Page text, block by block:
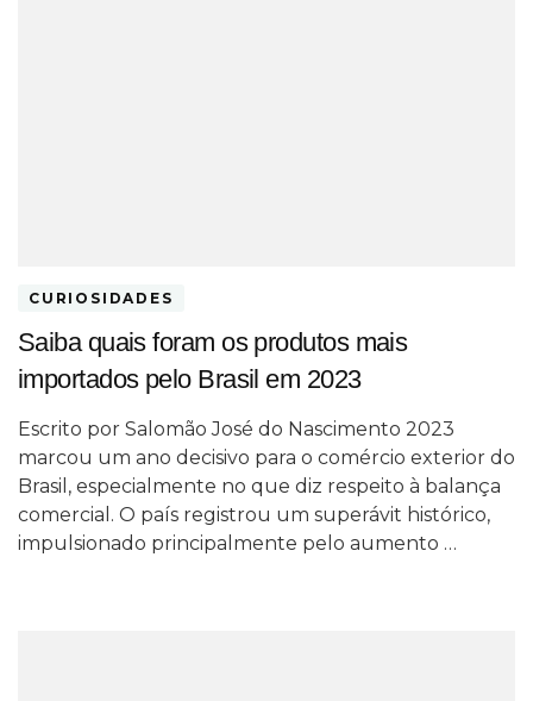
CURIOSIDADES
Saiba quais foram os produtos mais
importados pelo Brasil em 2023
Escrito por Salomão José do Nascimento 2023
marcou um ano decisivo para o comércio exterior do
Brasil, especialmente no que diz respeito à balança
comercial. O país registrou um superávit histórico,
impulsionado principalmente pelo aumento …